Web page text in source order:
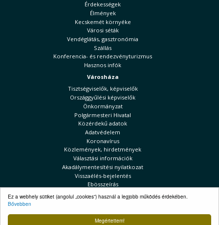
Megértettem!
Ez a webhely sütiket (angolul „cookies”) használ a legjobb működés érdekében.
Bővebben
Érdekességek
Élmények
Kecskemét környéke
Városi séták
Vendéglátás, gasztronómia
Szállás
Konferencia- és rendezvényturizmus
Hasznos infók
Városháza
Tisztségviselők, képviselők
Országgyűlési képviselők
Önkormányzat
Polgármesteri Hivatal
Közérdekű adatok
Adatvédelem
Koronavírus
Közlemények, hirdetmények
Választási információk
Akadálymentesítési nyilatkozat
Visszaélés-bejelentés
Ebösszeírás
Kecskeméti Hírek